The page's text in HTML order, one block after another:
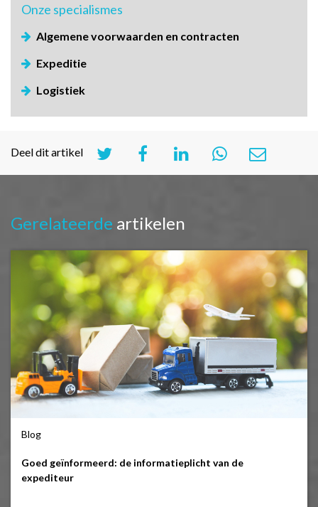
Onze specialismes
Algemene voorwaarden en contracten
Expeditie
Logistiek
Deel dit artikel
Gerelateerde artikelen
Blog
Goed geïnformeerd: de informatieplicht van de
expediteur